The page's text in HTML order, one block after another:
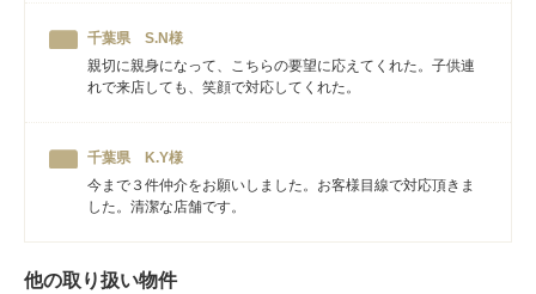
千葉県 S.N様
親切に親身になって、こちらの要望に応えてくれた。子供連
れで来店しても、笑顔で対応してくれた。
千葉県 K.Y様
今まで３件仲介をお願いしました。お客様目線で対応頂きま
した。清潔な店舗です。
他の取り扱い物件